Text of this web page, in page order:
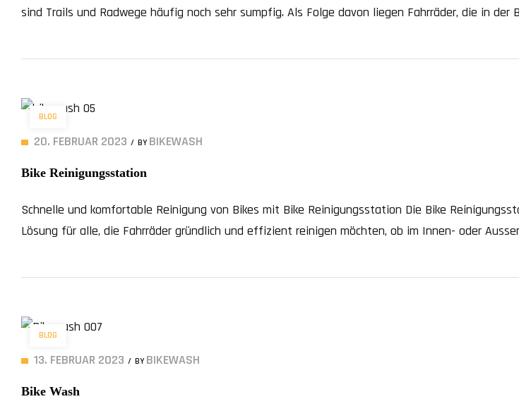
sind Trails und Radwege häufig noch sehr sumpfig. Als Folge davon liegen Fahrräder, die in der
ausgelegte Waschanlagen entwickelt, um schnell und bequem den […]
BLOG
20. FEBRUAR 2023 BY BIKEWASH
Bike Reinigungsstation
Schnelle und komfortable Reinigung von Bikes mit Bike Reinigungsstation Die Bike
Lösung für alle, die Fahrräder gründlich und effizient reinigen möchten, ob im Innen- oder
Mit Bike Wash gehören Verschmutzungen durch Velos der Vergangenheit an […]
BLOG
13. FEBRUAR 2023 BY BIKEWASH
Bike Wash